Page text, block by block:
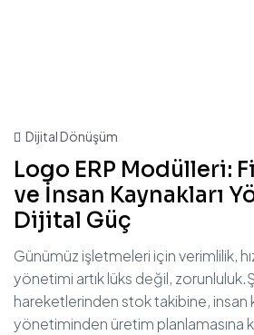
Dijital Dönüşüm
Logo ERP Modülleri:
ve İnsan Kaynakları
Dijital Güç
Günümüz işletmeleri için verimlilik,
yönetimi artık lüks değil,
hareketlerinden stok takibine, insan
yönetiminden üretim planlamasına